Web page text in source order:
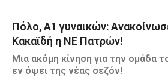
Πόλο, Α1 γυναικών:
Κακαϊδή η ΝΕ Πατρών!
Μια ακόμη κίνηση για την ομάδα
εν όψει της νέας σεζόν!